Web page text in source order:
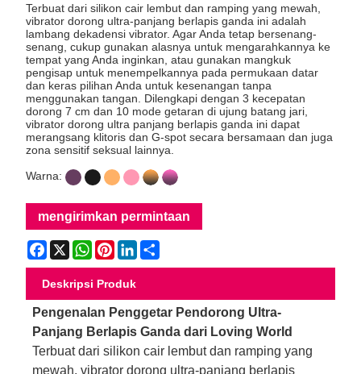
Terbuat dari silikon cair lembut dan ramping yang mewah,
vibrator dorong ultra-panjang berlapis ganda ini adalah
lambang dekadensi vibrator. Agar Anda tetap bersenang-
senang, cukup gunakan alasnya untuk mengarahkannya ke
tempat yang Anda inginkan, atau gunakan mangkuk
pengisap untuk menempelkannya pada permukaan datar
dan keras pilihan Anda untuk kesenangan tanpa
menggunakan tangan. Dilengkapi dengan 3 kecepatan
dorong 7 cm dan 10 mode getaran di ujung batang jari,
vibrator dorong ultra panjang berlapis ganda ini dapat
merangsang klitoris dan G-spot secara bersamaan dan juga
zona sensitif seksual lainnya.
Warna:
mengirimkan permintaan
Facebook
X WhatsApp
Pinterest
LinkedIn
Deskripsi Produk
Pengenalan Penggetar Pendorong Ultra-
Panjang Berlapis Ganda dari Loving World
Terbuat dari silikon cair lembut dan ramping yang
mewah, vibrator dorong ultra-panjang berlapis